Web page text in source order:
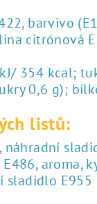
barvivo
citrónová
354 kcal;
0,6 g);
listů:
aroma,
sladidlo E955